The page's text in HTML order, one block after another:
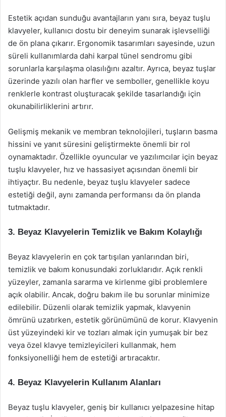
Estetik açıdan sunduğu avantajların yanı sıra, beyaz tuşlu
klavyeler, kullanıcı dostu bir deneyim sunarak işlevselliği
de ön plana çıkarır. Ergonomik tasarımları sayesinde, uzun
süreli kullanımlarda dahi karpal tünel sendromu gibi
sorunlarla karşılaşma olasılığını azaltır. Ayrıca, beyaz tuşlar
üzerinde yazılı olan harfler ve semboller, genellikle koyu
renklerle kontrast oluşturacak şekilde tasarlandığı için
okunabilirliklerini artırır.
Gelişmiş mekanik ve membran teknolojileri, tuşların basma
hissini ve yanıt süresini geliştirmekte önemli bir rol
oynamaktadır. Özellikle oyuncular ve yazılımcılar için beyaz
tuşlu klavyeler, hız ve hassasiyet açısından önemli bir
ihtiyaçtır. Bu nedenle, beyaz tuşlu klavyeler sadece
estetiği değil, aynı zamanda performansı da ön planda
tutmaktadır.
3. Beyaz Klavyelerin Temizlik ve Bakım Kolaylığı
Beyaz klavyelerin en çok tartışılan yanlarından biri,
temizlik ve bakım konusundaki zorluklarıdır. Açık renkli
yüzeyler, zamanla sararma ve kirlenme gibi problemlere
açık olabilir. Ancak, doğru bakım ile bu sorunlar minimize
edilebilir. Düzenli olarak temizlik yapmak, klavyenin
ömrünü uzatırken, estetik görünümünü de korur. Klavyenin
üst yüzeyindeki kir ve tozları almak için yumuşak bir bez
veya özel klavye temizleyicileri kullanmak, hem
fonksiyonelliği hem de estetiği artıracaktır.
4. Beyaz Klavyelerin Kullanım Alanları
Beyaz tuşlu klavyeler, geniş bir kullanıcı yelpazesine hitap